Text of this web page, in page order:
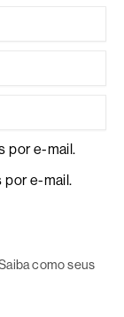
por e-mail.
por e-mail.
como seus